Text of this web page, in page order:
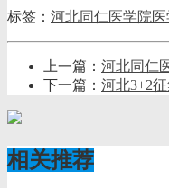
标签： 河北同仁医学院
上一篇： 河北同仁
下一篇： 河北3+2
相关推荐